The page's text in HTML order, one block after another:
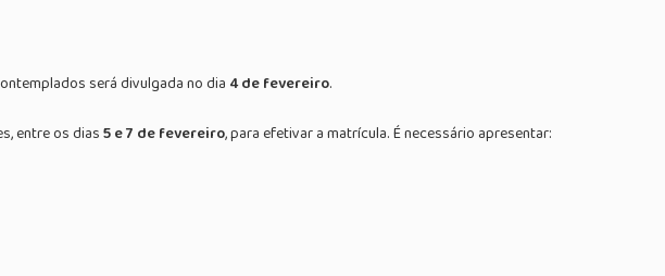
será divulgada no dia 4 de fevereiro.
entre os dias5 e 7 de fevereiro, para efetivar a matrícula. É necessário apresentar: